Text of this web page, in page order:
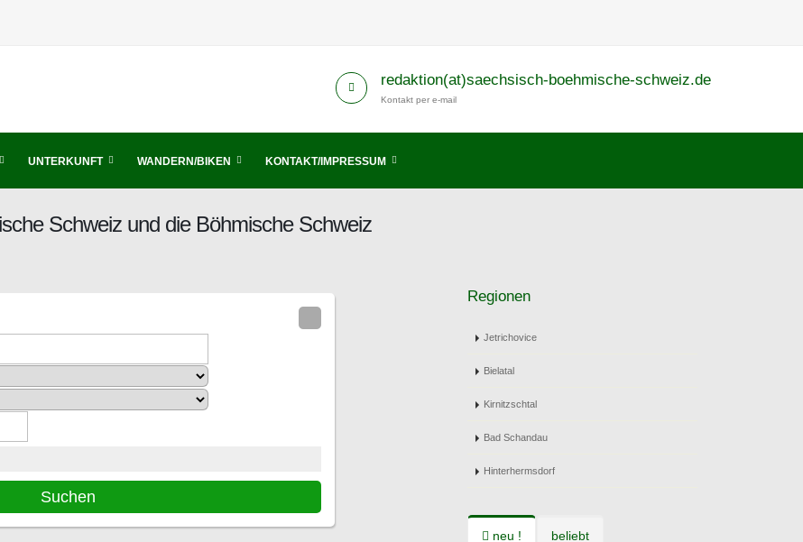
redaktion(at)saechsisch-boehmische-schweiz.de
Kontakt per e-mail
UNTERKUNFT WANDERN/BIKEN KONTAKT/IMPRESSUM
Schweiz und die Böhmische Schweiz
Regionen
Jetrichovice
Bielatal
Kirnitzschtal
Bad Schandau
Hinterhermsdorf
neu ! beliebt